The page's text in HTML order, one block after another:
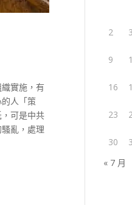
實施，有
人「策
可是中共
亂，處理
2 3
9
16
23
30
« 7 月